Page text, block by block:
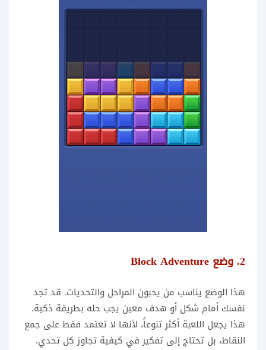
2. وضع Block Adventure
هذا الوضع يناسب من يحبون المراحل والتحديات. قد تجد
نفسك أمام شكل أو هدف معين يجب حله بطريقة ذكية.
هذا يجعل اللعبة أكثر تنوعاً، لأنها لا تعتمد فقط على جمع
النقاط، بل تحتاج إلى تفكير في كيفية تجاوز كل تحدي.